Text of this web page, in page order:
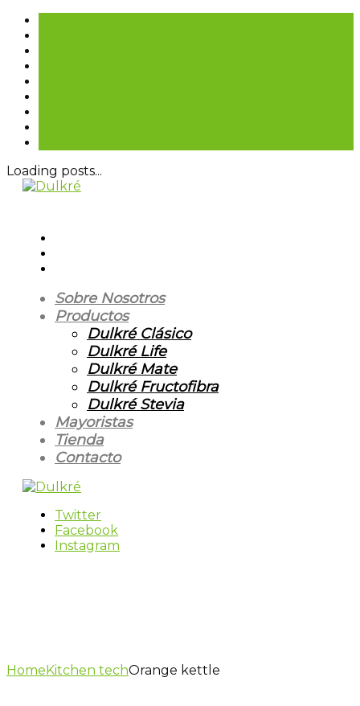
Loading posts...
Sobre Nosotros
Productos
Dulkré Clásico
Dulkré Life
Dulkré Mate
Dulkré Fructofibra
Dulkré Stevia
Mayoristas
Tienda
Contacto
Twitter
Facebook
Instagram
HomeKitchen techOrange kettle